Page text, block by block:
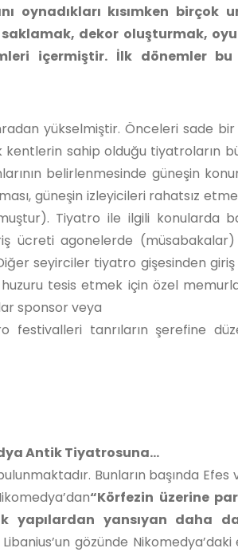
oynadıkları kısımken birçok
saklamak, dekor oluşturmak,
içermiştir. İlk dönemler
yükselmiştir. Önceleri sade bir
sahip olduğu tiyatroların
belirlenmesinde güneşin
güneşin izleyicileri rahatsız
Tiyatro ile ilgili konularda
ücreti agonelerde (müsabakalar)
seyirciler tiyatro gişesinden
tesis etmek için özel
sponsor veya
festivalleri tanrıların şerefine
Antik Tiyatrosuna…
Bunların başında
“Körfezin üzerine
yansıyan daha da
gözünde